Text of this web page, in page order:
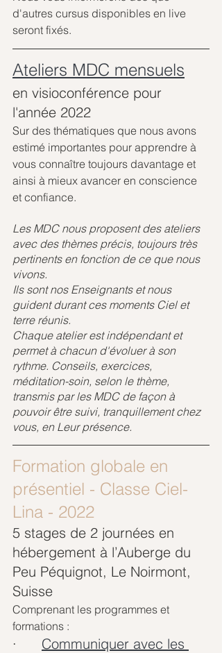
d'autres cursus disponibles en live
seront fixés.
Ateliers MDC mensuels
en visioconférence pour
l'année 2022
Sur des thématiques que nous avons
estimé importantes pour apprendre à
vous connaître toujours davantage et
ainsi à mieux avancer en conscience
et confiance.
Les MDC nous proposent des ateliers
avec des thèmes précis, toujours très
pertinents en fonction de ce que nous
vivons.
Ils sont nos Enseignants et nous
guident durant ces moments Ciel et
terre réunis.
Chaque atelier est indépendant et
permet à chacun d'évoluer à son
rythme. Conseils, exercices,
méditation-soin, selon le thème,
transmis par les MDC de façon à
pouvoir être suivi, tranquillement chez
vous, en Leur présence.
Formation globale en
présentiel - Classe Ciel-
Lina - 2022
5 stages de 2 journées en
hébergement à l’Auberge du
Peu Péquignot, Le Noirmont,
Suisse
Comprenant les programmes et
formations :
· Communiquer avec les